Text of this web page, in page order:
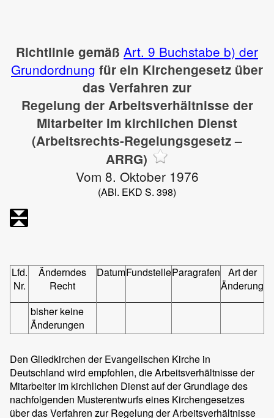
Richtlinie gemäß Art. 9 Buchstabe b) der
Grundordnung für ein Kirchengesetz über
das Verfahren zur
Regelung der Arbeitsverhältnisse der
Mitarbeiter im kirchlichen Dienst
(Arbeitsrechts-Regelungsgesetz –
ARRG)
Vom 8. Oktober 1976
(ABl. EKD S. 398)
Lfd.
Nr.
Änderndes
Recht
DatumFundstelleParagrafen
Art der
Änderung
bisher keine
Änderungen
Den Gliedkirchen der Evangelischen Kirche in
Deutschland wird empfohlen, die Arbeitsverhältnisse der
Mitarbeiter im kirchlichen Dienst auf der Grundlage des
nachfolgenden Musterentwurfs eines Kirchengesetzes
über das Verfahren zur Regelung der Arbeitsverhältnisse